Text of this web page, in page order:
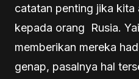
catatan penting jika kita
kepada orang Rusia.
memberikan mereka
genap, pasalnya hal